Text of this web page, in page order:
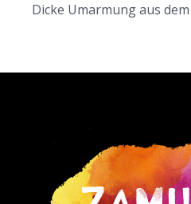
Dicke Umarmung aus